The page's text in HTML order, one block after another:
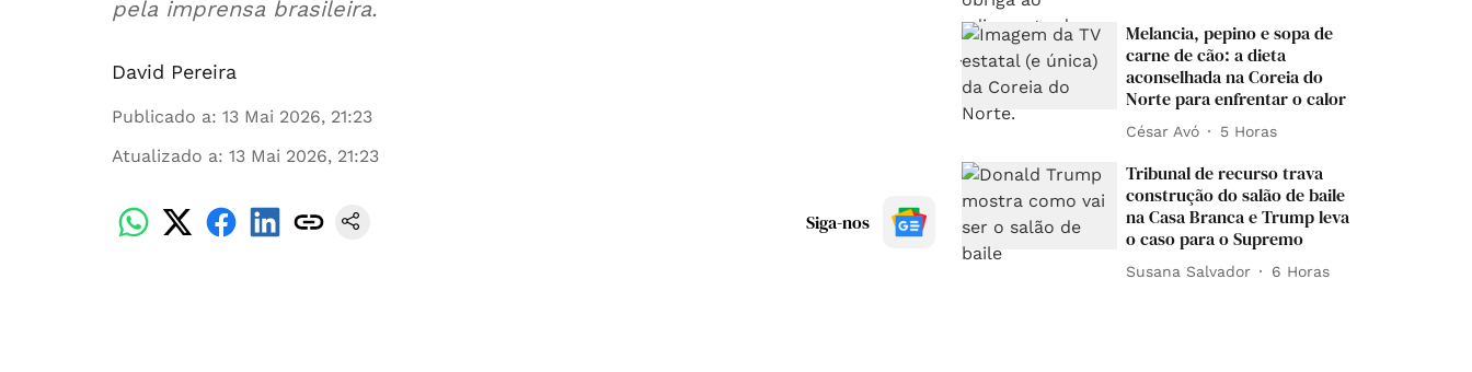
pela imprensa brasileira.
David Pereira
Publicado a: 13 Mai 2026, 21:23
Atualizado a: 13 Mai 2026, 21:23
Siga-nos
Melancia, pepino e sopa de
carne de cão: a dieta
aconselhada na Coreia do
Norte para enfrentar o calor
César Avó 5 Horas
Tribunal de recurso trava
construção do salão de baile
na Casa Branca e Trump leva
o caso para o Supremo
Susana Salvador 6 Horas